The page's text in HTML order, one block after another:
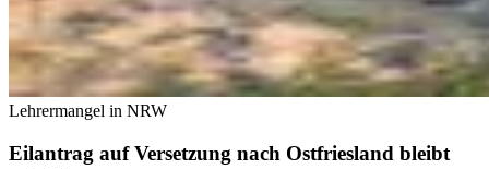
Lehrermangel in NRW
Eilantrag auf Versetzung nach Ostfriesland bleibt